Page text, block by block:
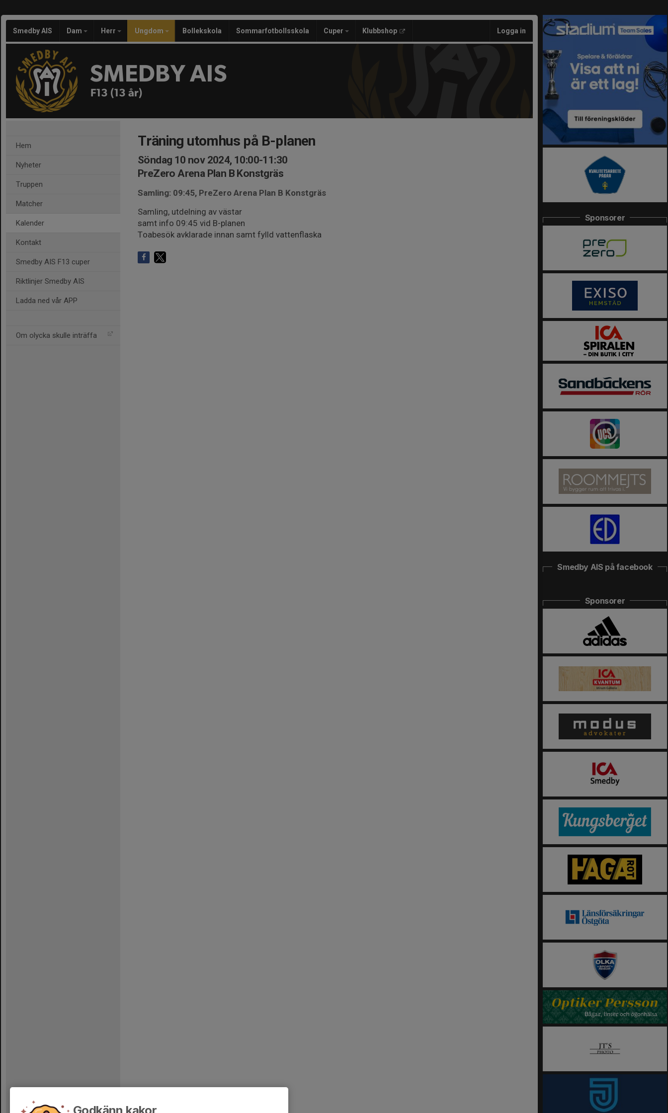
Smedby AIS Dam Herr Ungdom Bollekskola Sommarfotbollsskola Cuper Klubbshop Logga in
SMEDBY AIS
F13 (13 år)
Hem
Nyheter
Truppen
Matcher
Kalender
Kontakt
Smedby AIS F13 cuper
Riktlinjer Smedby AIS
Ladda ned vår APP
Om olycka skulle inträffa
Träning utomhus på B-planen
Söndag 10 nov 2024, 10:00-11:30
PreZero Arena Plan B Konstgräs
Samling: 09:45, PreZero Arena Plan B Konstgräs
Samling, utdelning av västar
samt info 09:45 vid B-planen
Toabesök avklarade innan samt fylld vattenflaska
Sponsorer
Smedby AIS på facebook
Sponsorer